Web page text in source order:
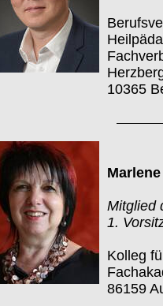
10365
Mitglied
1.
Kolleg
86159